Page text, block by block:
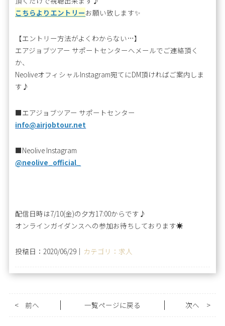
こちらよりエントリーお願い致します✨
【エントリー方法がよくわからない…】
エアジョブツアー サポートセンターへメールでご連絡頂く
か、
NeoliveオフィシャルInstagram宛てにDM頂ければご案内しま
す♪
■エアジョブツアー サポートセンター
info@airjobtour.net
■Neolive Instagram
@neolive_official_
配信日時は7/10(金)の夕方17:00からです♪
オンラインガイダンスへの参加お待ちしております☀️
投稿日：2020/06/29｜ カテゴリ：求人
< 前へ 一覧ページに戻る >
次へ